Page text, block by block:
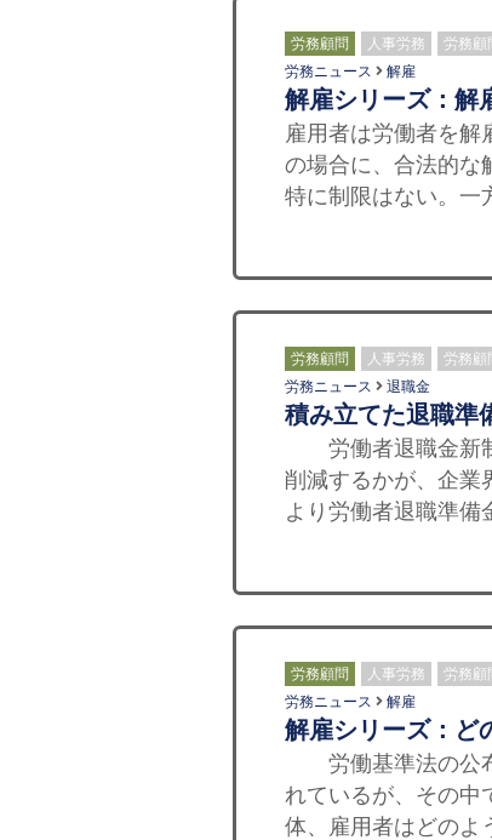
労務顧問 人事労務 労務顧
労務ニュース 解雇
解雇シリーズ：解
雇用者は労働者を解
の場合に、合法的な
特に制限はない。
労務顧問 人事労務 労務顧
労務ニュース 退職金
積み立てた退職準
労働者退職金新制
削減するかが、企業
より労働者退職準
労務顧問 人事労務 労務顧
労務ニュース 解雇
解雇シリーズ：ど
労働基準法の公布
れているが、その中
体、雇用者はどの